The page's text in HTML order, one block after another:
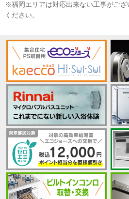
※福岡エリアは対応出来ない工事がござ
ください。